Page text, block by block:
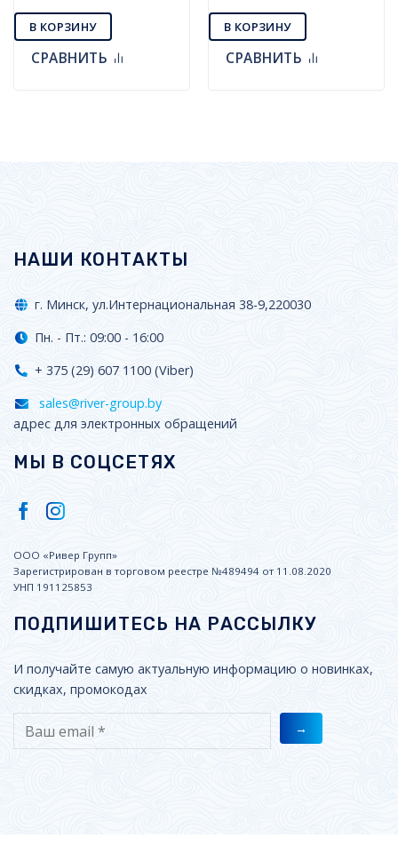
В КОРЗИНУ
СРАВНИТЬ
В КОРЗИНУ
СРАВНИТЬ
НАШИ КОНТАКТЫ
г. Минск, ул.Интернациональная 38-9,220030
Пн. - Пт.: 09:00 - 16:00
+ 375 (29) 607 1100 (Viber)
sales@river-group.by
адрес для электронных обращений
МЫ В СОЦСЕТЯХ
ООО «Ривер Групп»
Зарегистрирован в торговом реестре №489494 от 11.08.2020
УНП 191125853
ПОДПИШИТЕСЬ НА РАССЫЛКУ
И получайте самую актуальную информацию о новинках,
скидках, промокодах